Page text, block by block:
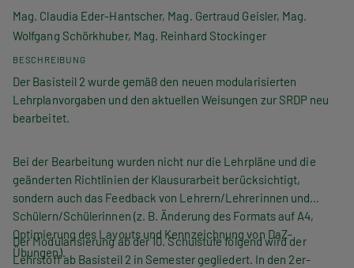
Mag. Claudia Eder-Hantscher, Mag. Gertraud Geisler, Mag.
Wolfgang Schörkhuber, Mag. Reinhard Stockinger
BESCHREIBUNG
Der Basisteil 2 wurde gemäß den neuen modularisierten
Lehrplanvorgaben und den aktuellen Weisungen zur SRDP neu
bearbeitet.
Bei der Bearbeitung wurden nicht nur die Lehrpläne und die
geänderten Richtlinien der Klausurarbeit berücksichtigt,
sondern auch das Feedback von Lehrern/Lehrerinnen und
Schülern/Schülerinnen (z. B. Änderung des Formats auf A4,
Optimierung des Layouts und Kennzeichnung von DaZ-
Übungen).
Der Modularisierung ab der 10. Schulstufe folgend wird der
Lehrstoff ab Basisteil 2 in Semester gegliedert. In den 2er-